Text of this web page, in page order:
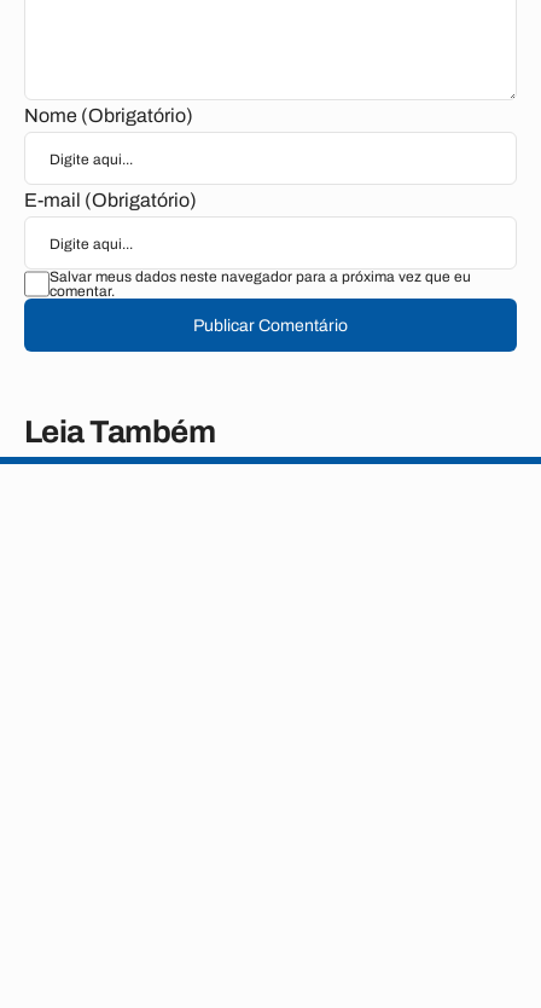
Nome (Obrigatório)
E-mail (Obrigatório)
Salvar meus dados neste navegador para a próxima vez que eu
comentar.
Publicar Comentário
Leia Também